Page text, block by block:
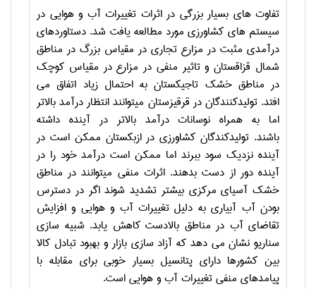
تفاوت­ های بسیار بزرگی در اثرات تغییرات آب و هوایی در
سیستم های کشاورزی مورد مطالعه یافت شد. دستاوردهای
درآمدی مثبت در مزارع تجاری در مقیاس بزرگ در مناطق
شمال قزاقستان و تاثیر منفی در مزارع در مقیاس کوچک
در مناطق خشک تاجیکستان به احتمال زیاد اتفاق می
افتد. تولیدکنندگان در قرقیزستان می­توانند انتظار درآمد بالاتر
اما به همراه نوسانات درآمد بالاتر در آینده داشته
باشند. تولیدکندگان کشاورزی در ازبکستان ممکن است در
آینده نزدیک سود ببرند اما ممکن است درآمد خود را در
آینده دور از دست بدهند. اثرات منفی می­توانند در مناطق
خشک آسیای مرکزی بیشتر تشدید شوند اگر در دسترس
بودن آب آبیاری به دلیل تغییرات آب و هوایی و افزایش
تقاضای آب در مناطق بالادست کاهش یابد. شبیه سازی
سناریو نشان می دهد که آزاد سازی بازار و بهبود تبادل کالا
بین کشورها دارای پتانسیل بسیار خوبی برای مقابله با
پیامدهای منفی تغییرات آب و هوایی است.